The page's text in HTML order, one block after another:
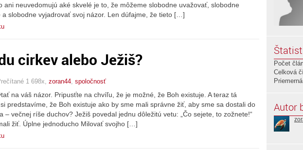
ani neuvedomujú aké skvelé je to, že môžeme slobodne uvažovať, slobodne
a slobodne vyjadrovať svoj názor. Len dúfajme, že tieto […]
cirkev alebo Ježiš?
1 698x, zoran44, spoločnosť
na váš názor. Pripusťte na chvíľu, že je možné, že Boh existuje. A teraz tá
predstavíme, že Boh existuje ako by sme mali správne žiť, aby sme sa dostali do
– večnej ríše duchov? Ježiš povedal jednu dôležitú vetu: „Čo sejete, to zožnete!“
žiť. Úplne jednoducho Milovať svojho […]
Počet
Celková
Autor